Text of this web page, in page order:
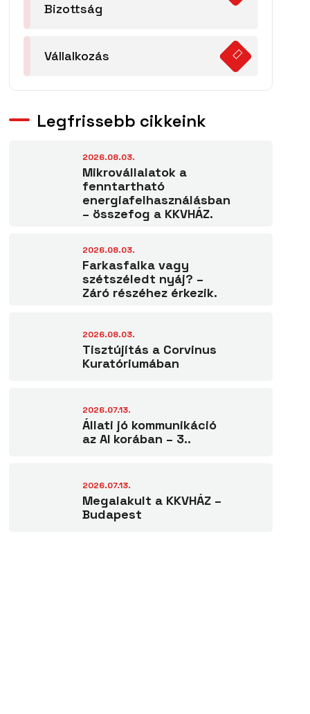
Bizottság
Vállalkozás
Legfrissebb cikkeink
2026.08.03.
Mikrovállalatok a
fenntartható
energiafelhasználásban
– összefog a KKVHÁZ.
2026.08.03.
Farkasfalka vagy
szétszéledt nyáj? –
Záró részéhez érkezik.
2026.08.03.
Tisztújítás a Corvinus
Kuratóriumában
2026.07.13.
Állati jó kommunikáció
az AI korában – 3..
2026.07.13.
Megalakult a KKVHÁZ –
Budapest